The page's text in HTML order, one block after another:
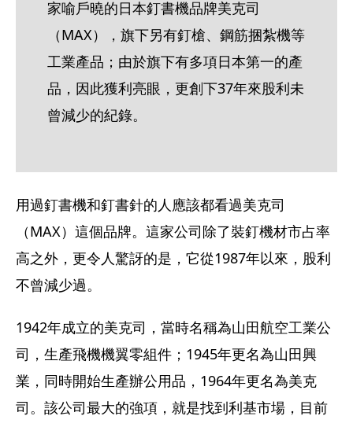
家喻戶曉的日本釘書機品牌美克司
（MAX），旗下另有釘槍、鋼筋捆紮機等
工業產品；由於旗下有多項日本第一的產
品，因此獲利亮眼，更創下37年來股利未
曾減少的紀錄。
用過釘書機和釘書針的人應該都看過美克司
（MAX）這個品牌。這家公司除了裝釘機材市占率
高之外，更令人驚訝的是，它從1987年以來，股利
不曾減少過。
1942年成立的美克司，當時名稱為山田航空工業公
司，生產飛機機翼零組件；1945年更名為山田興
業，同時開始生產辦公用品，1964年更名為美克
司。該公司最大的強項，就是找到利基市場，目前